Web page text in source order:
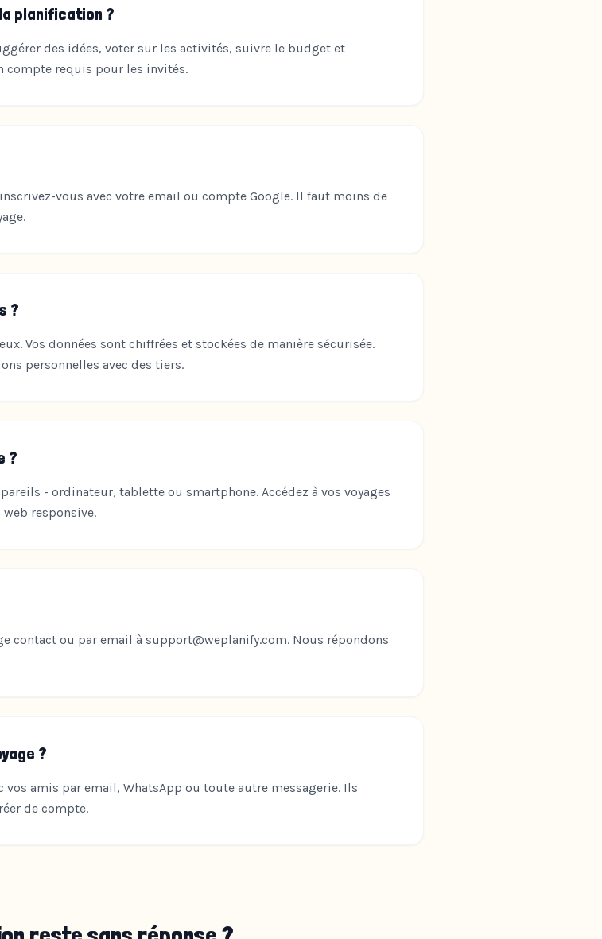
planification ?
des idées, voter sur les activités, suivre le budget et
compte requis pour les invités.
vous avec votre email ou compte Google. Il faut moins de
?
Vos données sont chiffrées et stockées de manière sécurisée.
personnelles avec des tiers.
?
- ordinateur, tablette ou smartphone. Accédez à vos voyages
responsive.
contact ou par email à support@weplanify.com. Nous répondons
?
vos amis par email, WhatsApp ou toute autre messagerie. Ils
de compte.